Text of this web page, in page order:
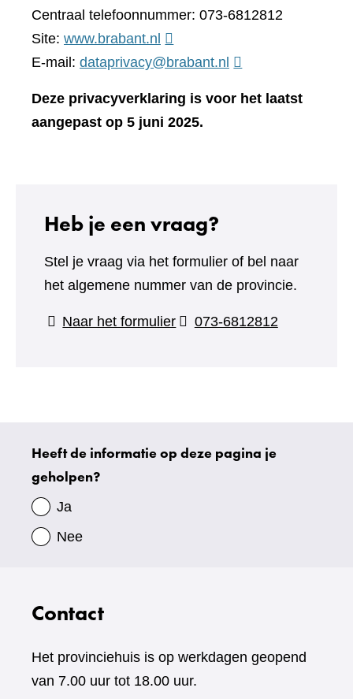
Centraal telefoonnummer: 073-6812812
Site: www.brabant.nl (verwijst
naar
andere
E-mail: dataprivacy@brabant.nl
Deze privacyverklaring is voor het laatst
aangepast op 5 juni 2025.
Heb je een vraag?
Stel je vraag via het formulier of bel naar
het algemene nummer van de provincie.
Naar het formulier(verwijst
073-6812812
Uw
gegevens
Heeft de informatie op deze pagina je
geholpen?
Ja
Nee
Contact
Het provinciehuis is op werkdagen geopend
van 7.00 uur tot 18.00 uur.